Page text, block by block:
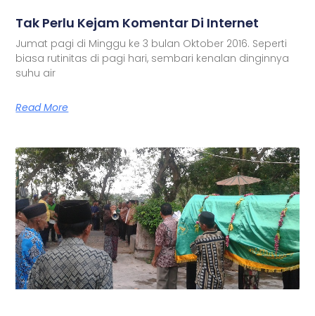
Tak Perlu Kejam Komentar Di Internet
Jumat pagi di Minggu ke 3 bulan Oktober 2016. Seperti
biasa rutinitas di pagi hari, sembari kenalan dinginnya
suhu air
Read More